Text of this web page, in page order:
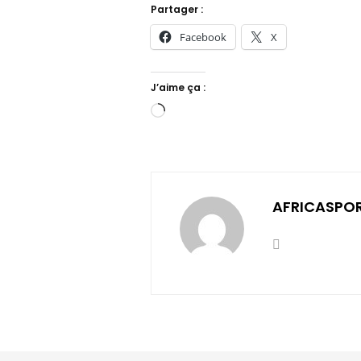
Partager :
Facebook X
J’aime ça :
Chargement…